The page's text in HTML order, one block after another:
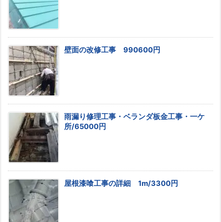
壁面の改修工事 990600円
雨漏り修理工事・ベランダ板金工事・一ケ
所/65000円
屋根漆喰工事の詳細 1m/3300円